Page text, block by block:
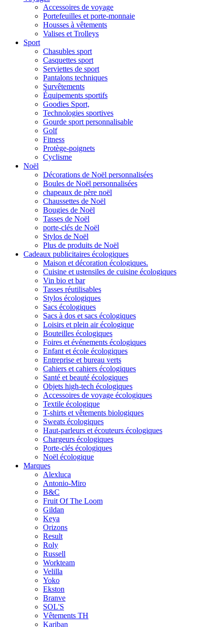
Accessoires de voyage
Portefeuilles et porte-monnaie
Housses à vêtements
Valises et Trolleys
Sport
Chasubles sport
Casquettes sport
Serviettes de sport
Pantalons techniques
Survêtements
Équipements sportifs
Goodies Sport,
Technologies sportives
Gourde sport personnalisable
Golf
Fitness
Protège-poignets
Cyclisme
Noël
Décorations de Noël personnalisées
Boules de Noël personnalisées
chapeaux de père noël
Chaussettes de Noël
Bougies de Noël
Tasses de Noël
porte-clés de Noël
Stylos de Noël
Plus de produits de Noël
Cadeaux publicitaires écologiques
Maison et décoration écologiques.
Cuisine et ustensiles de cuisine écologiques
Vin bio et bar
Tasses réutilisables
Stylos écologiques
Sacs écologiques
Sacs à dos et sacs écologiques
Loisirs et plein air écologique
Bouteilles écologiques
Foires et événements écologiques
Enfant et école écologiques
Entreprise et bureau verts
Cahiers et cahiers écologiques
Santé et beauté écologiques
Objets high-tech écologiques
Accessoires de voyage écologiques
Textile écologique
T-shirts et vêtements biologiques
Sweats écologiques
Haut-parleurs et écouteurs écologiques
Chargeurs écologiques
Porte-clés écologiques
Noël écologique
Marques
Alexluca
Antonio-Miro
B&C
Fruit Of The Loom
Gildan
Keya
Orizons
Result
Roly
Russell
Workteam
Velilla
Yoko
Ekston
Branve
SOL'S
Vêtements TH
Kariban